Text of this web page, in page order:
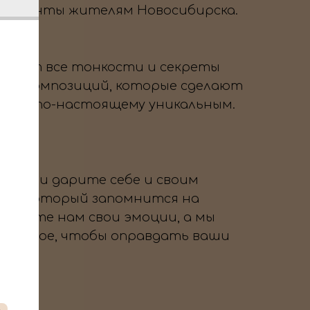
моменты жителям Новосибирска.
все тонкости и секреты
композиций, которые сделают
по-настоящему уникальным.
нам и дарите себе и своим
который запомнится на
нам свои эмоции, а мы
чтобы оправдать ваши